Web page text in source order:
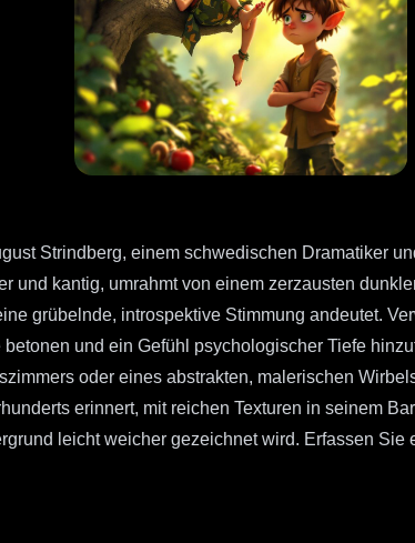
Strindberg, einem schwedischen Dramatiker
und kantig, umrahmt von einem zerzausten
grübelnde, introspektive Stimmung andeutet.
und ein Gefühl psychologischer Tiefe
oder eines abstrakten, malerischen
erinnert, mit reichen Texturen in seinem
leicht weicher gezeichnet wird. Erfassen